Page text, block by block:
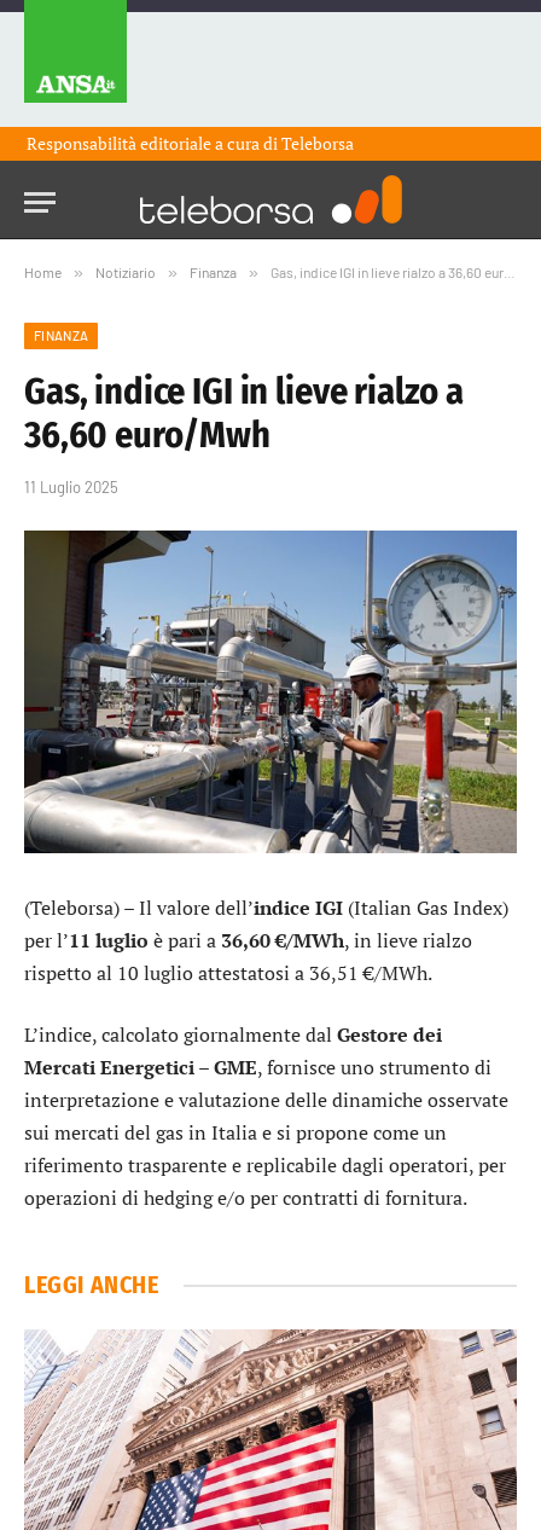
Responsabilità editoriale a cura diTeleborsa
Home » Notiziario » Finanza » Gas, indice IGI in lieve rialzo a 36,60 euro/Mwh
FINANZA
Gas, indice IGI in lieve rialzo a
36,60 euro/Mwh
11 Luglio 2025
(Teleborsa) – Il valore dell’indice IGI (Italian Gas Index)
per l’11 luglio è pari a 36,60 €/MWh, in lieve rialzo
rispetto al 10 luglio attestatosi a 36,51 €/MWh.
L’indice, calcolato giornalmente dal Gestore dei
Mercati Energetici – GME, fornisce uno strumento di
interpretazione e valutazione delle dinamiche osservate
sui mercati del gas in Italia e si propone come un
riferimento trasparente e replicabile dagli operatori, per
operazioni di hedging e/o per contratti di fornitura.
LEGGI ANCHE